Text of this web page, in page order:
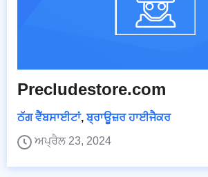
Precludestore.com
ਠੱਗ ਵੈੱਬਸਾਈਟਾਂ,ਬ੍ਰਾਊਜ਼ਰ ਹਾਈਜੈਕਰ
ਅਪ੍ਰੈਲ 23, 2024